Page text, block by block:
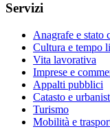
Servizi
Anagrafe e stato
Cultura e tempo
Vita lavorativa
Imprese e
Appalti pubblici
Catasto e
Turismo
Mobilità e